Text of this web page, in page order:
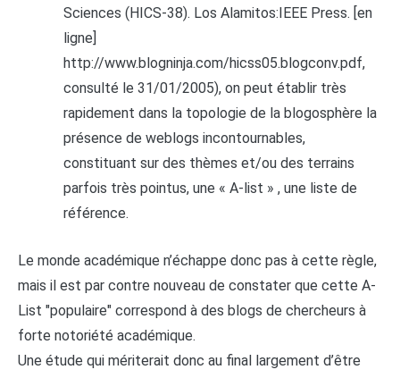
Sciences (HICS-38). Los Alamitos:IEEE Press. [en
ligne]
http://www.blogninja.com/hicss05.blogconv.pdf,
consulté le 31/01/2005), on peut établir très
rapidement dans la topologie de la blogosphère la
présence de weblogs incontournables,
constituant sur des thèmes et/ou des terrains
parfois très pointus, une « A-list » , une liste de
référence.
Le monde académique n’échappe donc pas à cette règle,
mais il est par contre nouveau de constater que cette A-
List "populaire" correspond à des blogs de chercheurs à
forte notoriété académique.
Une étude qui mériterait donc au final largement d’être